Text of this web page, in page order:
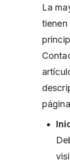
La
tienen